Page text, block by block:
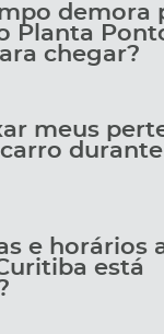
demora
Planta
chegar?
meus
e horários
está